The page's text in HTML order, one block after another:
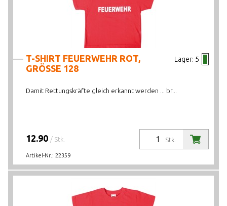
Lager: 5
T-SHIRT FEUERWEHR ROT,
GRÖSSE 128
Damit Rettungskräfte gleich erkannt werden ... br...
Stk.
12.90 / Stk.
Artikel-Nr.: 22359